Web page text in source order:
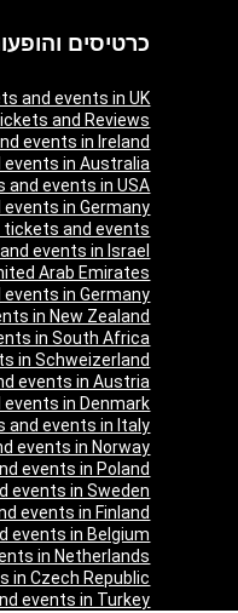
כרטיסים
and events in UK
and Reviews
events in Ireland
in Australia
and events in USA
in Germany
tickets and events
events in Israel
Arab Emirates
in Germany
in New Zealand
in South Africa
in Schweizerland
events in Austria
in Denmark
and events in Italy
events in Norway
events in Poland
events in Sweden
events in Finland
events in Belgium
in Netherlands
in Czech Republic
events in Turkey